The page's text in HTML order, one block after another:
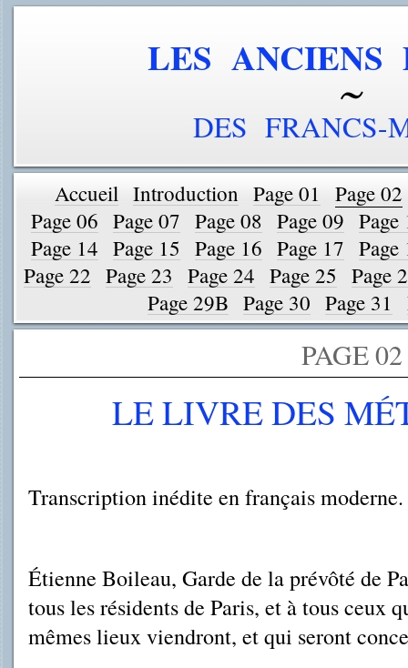
LES ANCIENS
DES FRANCS-
Accueil Introduction Page 01
Page 02
Page 06 Page 07 Page 08 Page 09 Page
Page 14 Page 15 Page 16 Page 17 Page
Page 22 Page 23 Page 24 Page 25 Page
Page 29B Page 30 Page 31
PAGE 02
LE LIVRE DES
Transcription inédite en français moderne.
Étienne Boileau, Garde de la prévôté de
tous les résidents de Paris, et à tous ceux
mêmes lieux viendront, et qui seront